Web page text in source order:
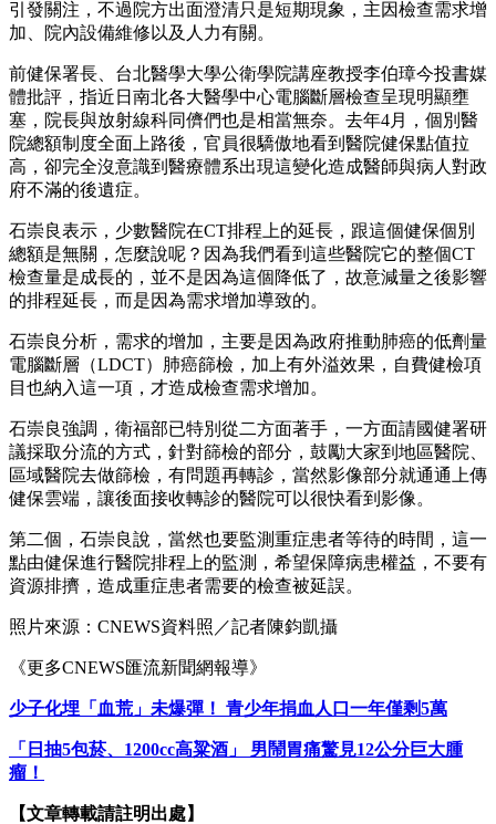
引發關注，不過院方出面澄清只是短期現象，主因檢查需求增
加、院內設備維修以及人力有關。
前健保署長、台北醫學大學公衛學院講座教授李伯璋今投書媒
體批評，指近日南北各大醫學中心電腦斷層檢查呈現明顯壅
塞，院長與放射線科同儕們也是相當無奈。去年4月，個別醫
院總額制度全面上路後，官員很驕傲地看到醫院健保點值拉
高，卻完全沒意識到醫療體系出現這變化造成醫師與病人對政
府不滿的後遺症。
石崇良表示，少數醫院在CT排程上的延長，跟這個健保個別
總額是無關，怎麼說呢？因為我們看到這些醫院它的整個CT
檢查量是成長的，並不是因為這個降低了，故意減量之後影響
的排程延長，而是因為需求增加導致的。
石崇良分析，需求的增加，主要是因為政府推動肺癌的低劑量
電腦斷層（LDCT）肺癌篩檢，加上有外溢效果，自費健檢項
目也納入這一項，才造成檢查需求增加。
石崇良強調，衛福部已特別從二方面著手，一方面請國健署研
議採取分流的方式，針對篩檢的部分，鼓勵大家到地區醫院、
區域醫院去做篩檢，有問題再轉診，當然影像部分就通通上傳
健保雲端，讓後面接收轉診的醫院可以很快看到影像。
第二個，石崇良說，當然也要監測重症患者等待的時間，這一
點由健保進行醫院排程上的監測，希望保障病患權益，不要有
資源排擠，造成重症患者需要的檢查被延誤。
照片來源：CNEWS資料照／記者陳鈞凱攝
《更多CNEWS匯流新聞網報導》
少子化埋「血荒」未爆彈！ 青少年捐血人口一年僅剩5萬
「日抽5包菸、1200cc高粱酒」 男鬧胃痛驚見12公分巨大腫
瘤！
【文章轉載請註明出處】